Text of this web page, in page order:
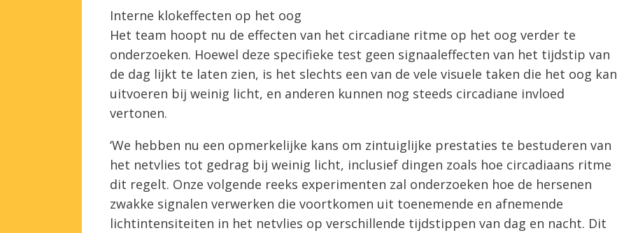
Interne klokeffecten op het oog
Het team hoopt nu de effecten van het circadiane ritme op het oog verder te
onderzoeken. Hoewel deze specifieke test geen signaaleffecten van het tijdstip van
de dag lijkt te laten zien, is het slechts een van de vele visuele taken die het oog kan
uitvoeren bij weinig licht, en anderen kunnen nog steeds circadiane invloed
vertonen.
‘We hebben nu een opmerkelijke kans om zintuiglijke prestaties te bestuderen van
het netvlies tot gedrag bij weinig licht, inclusief dingen zoals hoe circadiaans ritme
dit regelt. Onze volgende reeks experimenten zal onderzoeken hoe de hersenen
zwakke signalen verwerken die voortkomen uit toenemende en afnemende
lichtintensiteiten in het netvlies op verschillende tijdstippen van dag en nacht. Dit